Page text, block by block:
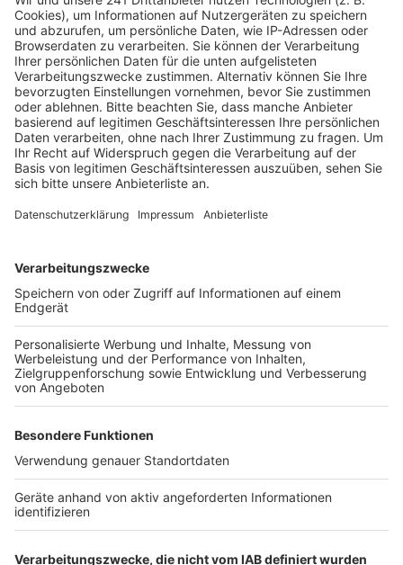
Was macht Sie zu einem guten Bürgermeister?
Meine Erfahrung und meine Nähe zu den Menschen in
unserer Stadt.
Für welche politischen Ziele würden Sie gerne
mehr Geld einsetzen?
Unsere Schulen, unsere Kindergärten, unsere
In täglich neue bürokratische Vorgaben in unserem
Land - aber leider liegt das nicht in meiner
Wie und wo engagieren Sie sich in Ihrer Freizeit?
In unseren Karnevalsvereinen, in unserer ASG und
mehreren Fördervereinen.
Anzeige
Redaktioneller Hinweis: Die Antworten der
Kandidaten wurden in keiner Weise verändert.